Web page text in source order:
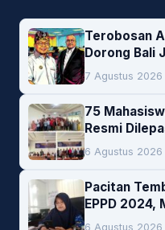
Terobosan
Dorong Bali
Pembiayaan
7 Agustus 2026
75
Resmi
Empat
6 Agustus 2026
Pacitan
EPPD 2024,
6 Agustus 2026